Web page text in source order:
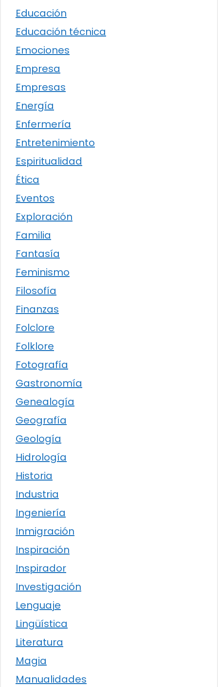
Educación
Educación técnica
Emociones
Empresa
Empresas
Energía
Enfermería
Entretenimiento
Espiritualidad
Ética
Eventos
Exploración
Familia
Fantasía
Feminismo
Filosofía
Finanzas
Folclore
Folklore
Fotografía
Gastronomía
Genealogía
Geografía
Geología
Hidrología
Historia
Industria
Ingeniería
Inmigración
Inspiración
Inspirador
Investigación
Lenguaje
Lingüística
Literatura
Magia
Manualidades